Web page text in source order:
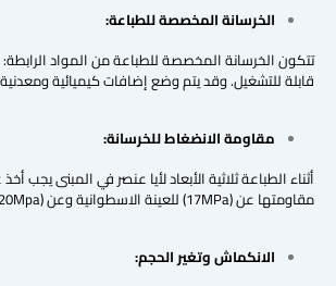
الخرسانة المخصصة للطباعة:
قابلة للتشغيل. وقد يتم وضع إضافات كيميائية ومعدنية
مقاومة الانضغاط للخرسانة:
مقاومتها عن (17MPa) للعينة الاسطوانية وعن (20Mpa) للعينة المكعبية بعد (28) يوم من أخذها.
الانكماش وتغير الحجم: